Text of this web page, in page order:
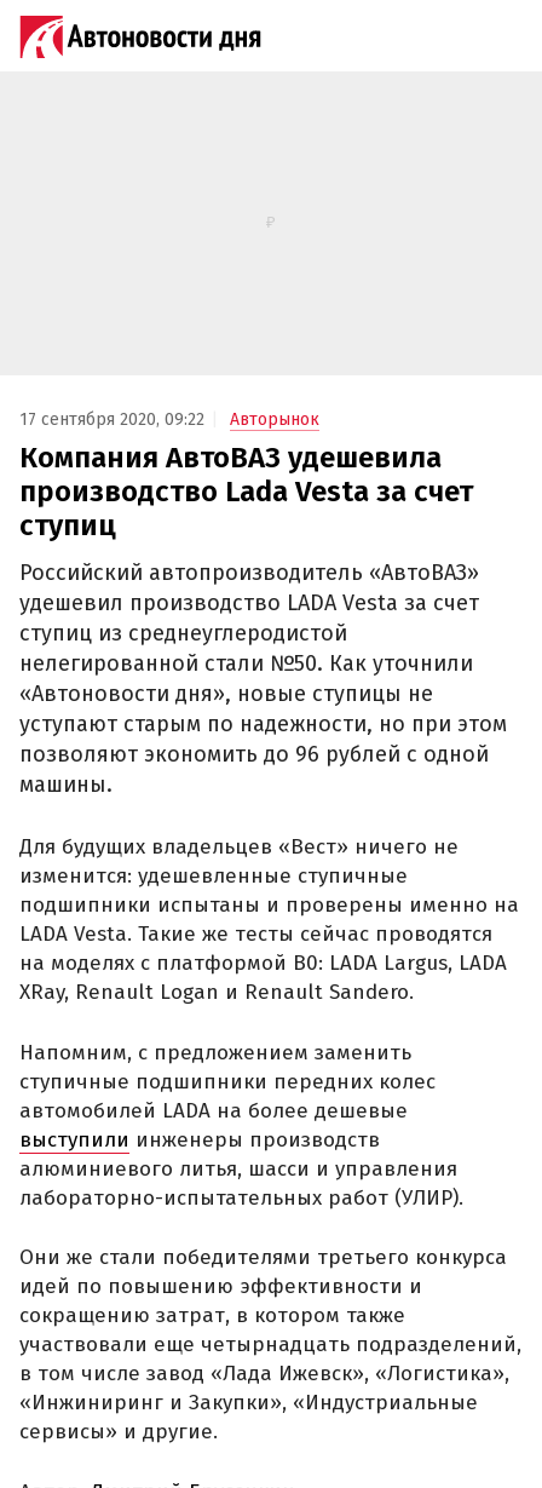
17 сентября 2020, 09:22 Авторынок
Компания АвтоВАЗ удешевила
производство Lada Vesta за счет
ступиц
Российский автопроизводитель «АвтоВАЗ»
удешевил производство LADA Vesta за счет
ступиц из среднеуглеродистой
нелегированной стали №50. Как уточнили
«Автоновости дня», новые ступицы не
уступают старым по надежности, но при этом
позволяют экономить до 96 рублей с одной
машины.
Для будущих владельцев «Вест» ничего не
изменится: удешевленные ступичные
подшипники испытаны и проверены именно на
LADA Vesta. Такие же тесты сейчас проводятся
на моделях с платформой B0: LADA Largus, LADA
XRay, Renault Logan и Renault Sandero.
Напомним, с предложением заменить
ступичные подшипники передних колес
автомобилей LADA на более дешевые
выступили инженеры производств
алюминиевого литья, шасси и управления
лабораторно-испытательных работ (УЛИР).
Они же стали победителями третьего конкурса
идей по повышению эффективности и
сокращению затрат, в котором также
участвовали еще четырнадцать подразделений,
в том числе завод «Лада Ижевск», «Логистика»,
«Инжиниринг и Закупки», «Индустриальные
сервисы» и другие.